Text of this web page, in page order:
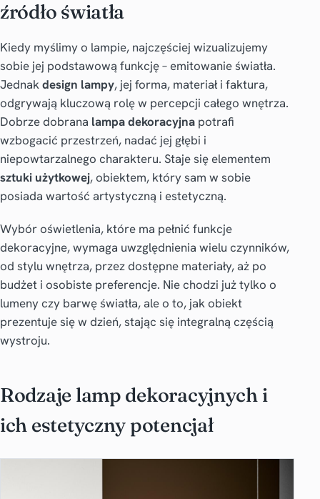
źródło światła
Kiedy myślimy o lampie, najczęściej wizualizujemy
sobie jej podstawową funkcję – emitowanie światła.
Jednakdesign lampy, jej forma, materiał i faktura,
odgrywają kluczową rolę w percepcji całego wnętrza.
Dobrze dobrana lampa dekoracyjna potrafi
wzbogacić przestrzeń, nadać jej głębi i
niepowtarzalnego charakteru. Staje się elementem
sztuki użytkowej, obiektem, który sam w sobie
posiada wartość artystyczną i estetyczną.
Wybór oświetlenia, które ma pełnić funkcje
dekoracyjne, wymaga uwzględnienia wielu czynników,
od stylu wnętrza, przez dostępne materiały, aż po
budżet i osobiste preferencje. Nie chodzi już tylko o
lumeny czy barwę światła, ale o to, jak obiekt
prezentuje się w dzień, stając się integralną częścią
wystroju.
Rodzaje lamp dekoracyjnych i
ich estetyczny potencjał